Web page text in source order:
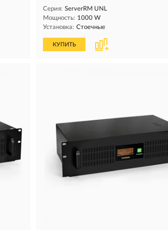
Серия: ServerRM UNL
Мощность: 1000 W
Установка: Стоечные
КУПИТЬ